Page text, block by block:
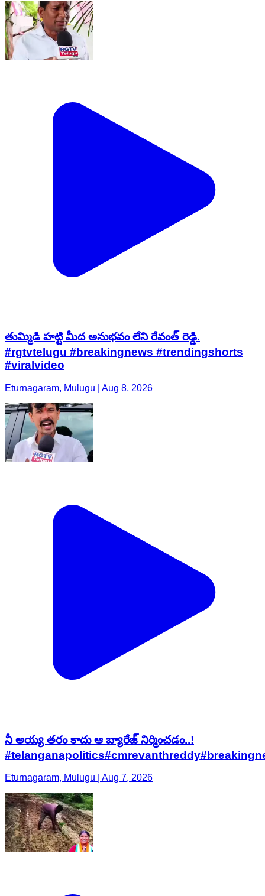
తుమ్మిడి హట్టి మీద అనుభవం లేని రేవంత్ రెడ్డి.
#rgtvtelugu #breakingnews #trendingshorts
#viralvideo
Eturnagaram, Mulugu | Aug 8, 2026
నీ అయ్య తరం కాదు ఆ బ్యారేజ్ నిర్మించడం..!
Eturnagaram, Mulugu | Aug 7, 2026